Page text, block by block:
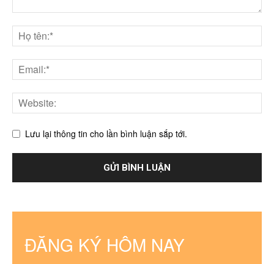
Lưu lại thông tin cho lần bình luận sắp tới.
ĐĂNG KÝ HÔM NAY